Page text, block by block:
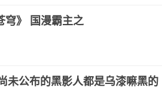
穹》 国漫霸主之
未公布的黑影人都是乌漆嘛黑的